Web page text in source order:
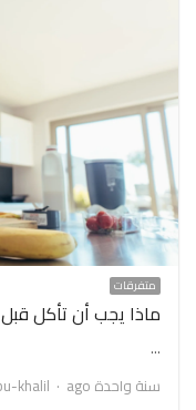
متفرقات
ماذا يجب أن تأكل
…
سنة واحدة ago
Author
khalil